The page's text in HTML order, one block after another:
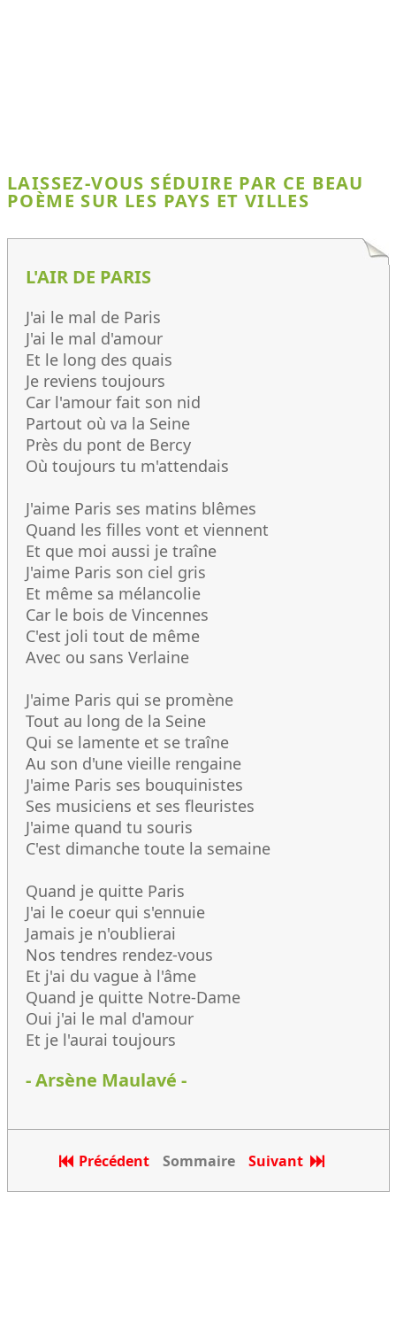
LAISSEZ-VOUS SÉDUIRE PAR CE BEAU
POÈME SUR LES PAYS ET VILLES
L'AIR DE PARIS
J'ai le mal de Paris
J'ai le mal d'amour
Et le long des quais
Je reviens toujours
Car l'amour fait son nid
Partout où va la Seine
Près du pont de Bercy
Où toujours tu m'attendais
J'aime Paris ses matins blêmes
Quand les filles vont et viennent
Et que moi aussi je traîne
J'aime Paris son ciel gris
Et même sa mélancolie
Car le bois de Vincennes
C'est joli tout de même
Avec ou sans Verlaine
J'aime Paris qui se promène
Tout au long de la Seine
Qui se lamente et se traîne
Au son d'une vieille rengaine
J'aime Paris ses bouquinistes
Ses musiciens et ses fleuristes
J'aime quand tu souris
C'est dimanche toute la semaine
Quand je quitte Paris
J'ai le coeur qui s'ennuie
Jamais je n'oublierai
Nos tendres rendez-vous
Et j'ai du vague à l'âme
Quand je quitte Notre-Dame
Oui j'ai le mal d'amour
Et je l'aurai toujours
- Arsène Maulavé -
Précédent Sommaire Suivant